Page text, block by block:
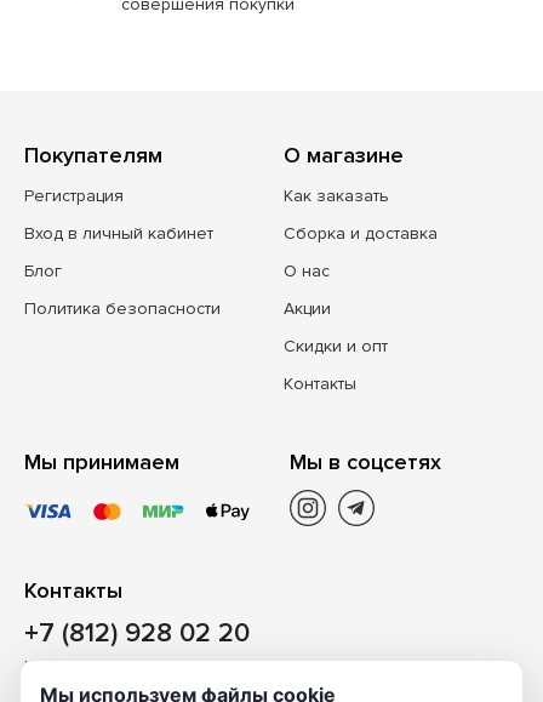
Покупателям
Регистрация
Вход в личный кабинет
Блог
Политика безопасности
О магазине
Как заказать
Сборка и доставка
О нас
Акции
Скидки и опт
Контакты
Мы принимаем Мы в соцсетях
Контакты
+7 (812) 928 02 20
Наш магазин
Мы используем файлы cookie